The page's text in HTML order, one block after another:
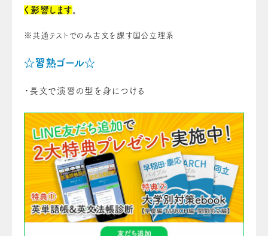
く影響します。
※共通テストでのみ古文を課す国公立理系
☆習熟ゴール☆
・長文で演習の型を身につける